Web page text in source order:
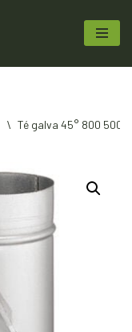
\ Té galva 45° 800 500 |